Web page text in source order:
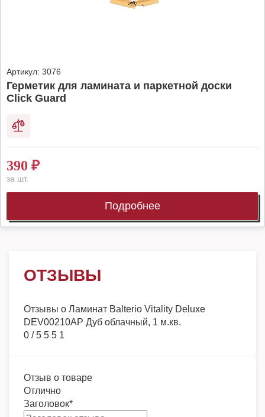
Артикул: 3076
Герметик для ламината и паркетной доски
Click Guard
390 ₽
за шт.
Подробнее
ОТЗЫВЫ
Отзывы о Ламинат Balterio Vitality Deluxe
DEV00210AP Дуб облачный, 1 м.кв.
0 /5 5 5 1
Отзыв о товаре
Отлично
Заголовок*